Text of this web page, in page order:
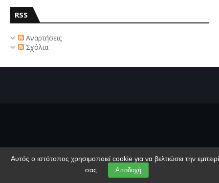
RSS
Αναρτήσεις
Σχόλια
Copyright © 2026korinthiaHD
Αυτός ο ιστότοπος χρησιμοποιεί cookie για να βελτιώσει την
σας.
Αποδοχή